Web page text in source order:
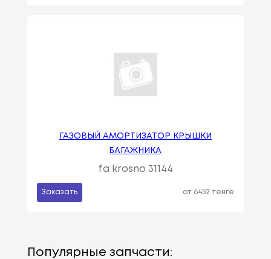
ГАЗОВЫЙ АМОРТИЗАТОР КРЫШКИ
БАГАЖНИКА
fa krosno 31144
Заказать от 6452 тенге
Популярные запчасти: